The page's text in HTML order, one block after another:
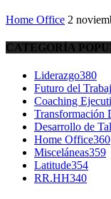
Home Office 2
CATEGORÍA
Liderazgo380
Futuro del
Coaching
Transformación
Desarrollo de
Home Office360
Misceláneas359
Latitude354
RR.HH340